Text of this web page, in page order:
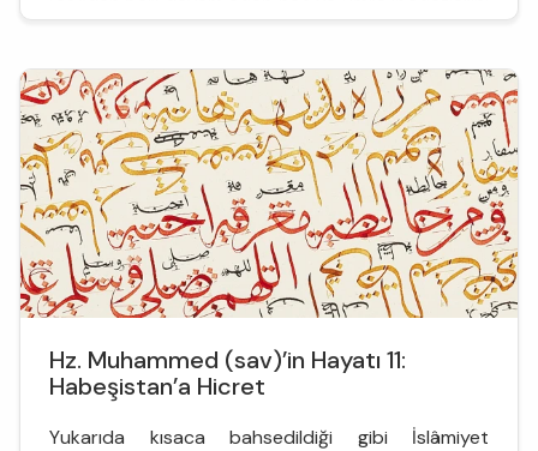
bulunuyorlardı. Onlar Kâbe’yi z...
Hz. Muhammed (sav)’in Hayatı 11:
Habeşistan’a Hicret
Yukarıda kısaca bahsedildiği gibi İslâmiyet